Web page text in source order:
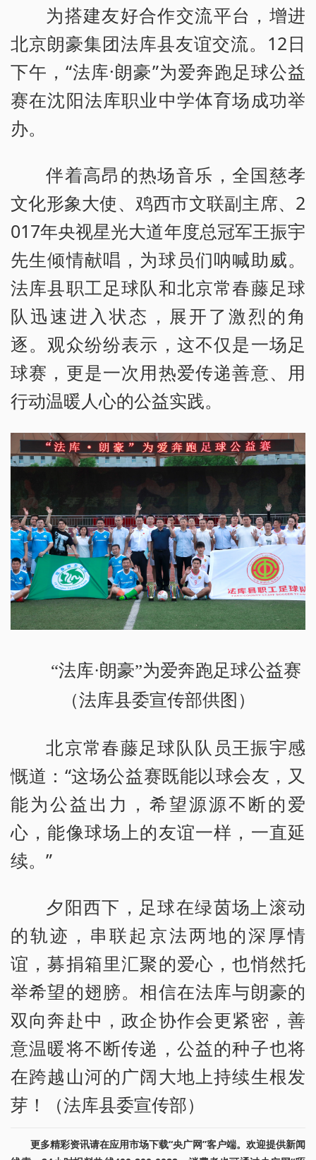
为搭建友好合作交流平台，增进
北京朗豪集团法库县友谊交流。12日
下午，“法库·朗豪”为爱奔跑足球公益
赛在沈阳法库职业中学体育场成功举
办。
伴着高昂的热场音乐，全国慈孝
文化形象大使、鸡西市文联副主席、2
017年央视星光大道年度总冠军王振宇
先生倾情献唱，为球员们呐喊助威。
法库县职工足球队和北京常春藤足球
队迅速进入状态，展开了激烈的角
逐。观众纷纷表示，这不仅是一场足
球赛，更是一次用热爱传递善意、用
行动温暖人心的公益实践。
“法库·朗豪”为爱奔跑足球公益赛
（法库县委宣传部供图）
北京常春藤足球队队员王振宇感
慨道：“这场公益赛既能以球会友，又
能为公益出力，希望源源不断的爱
心，能像球场上的友谊一样，一直延
续。”
夕阳西下，足球在绿茵场上滚动
的轨迹，串联起京法两地的深厚情
谊，募捐箱里汇聚的爱心，也悄然托
举希望的翅膀。相信在法库与朗豪的
双向奔赴中，政企协作会更紧密，善
意温暖将不断传递，公益的种子也将
在跨越山河的广阔大地上持续生根发
芽！（法库县委宣传部）
更多精彩资讯请在应用市场下载“央广网”客户端。欢迎提供新闻